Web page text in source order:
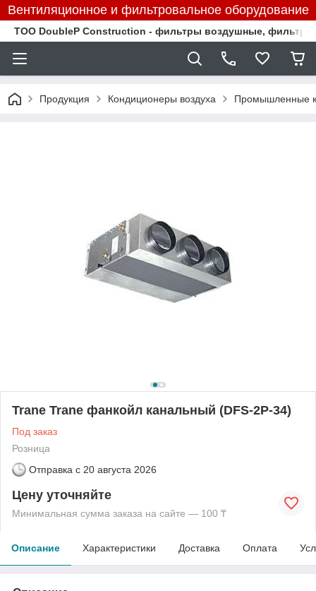
Вентиляционное и фильтровальное оборудование
TOO DoubleP Construction - фильтры воздушные,
Продукция Кондиционеры воздуха Промышленные
Trane Trane фанкойл канальный (DFS-2P-34)
Под заказ
Розница
Отправка с 20 августа 2026
Цену уточняйте
Минимальная сумма заказа на сайте — 100 ₸
Описание Характеристики Доставка Оплата